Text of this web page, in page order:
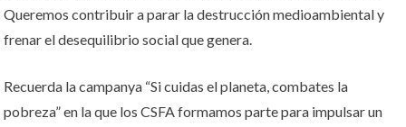
Queremos contribuir a parar la destrucción medioambiental y
frenar el desequilibrio social que genera.
Recuerda la campanya “Si cuidas el planeta, combates la
pobreza” en la que los CSFA formamos parte para impulsar un